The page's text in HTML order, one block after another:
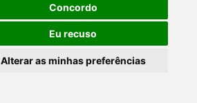
Concordo
Eu recuso
Alterar as minhas preferências